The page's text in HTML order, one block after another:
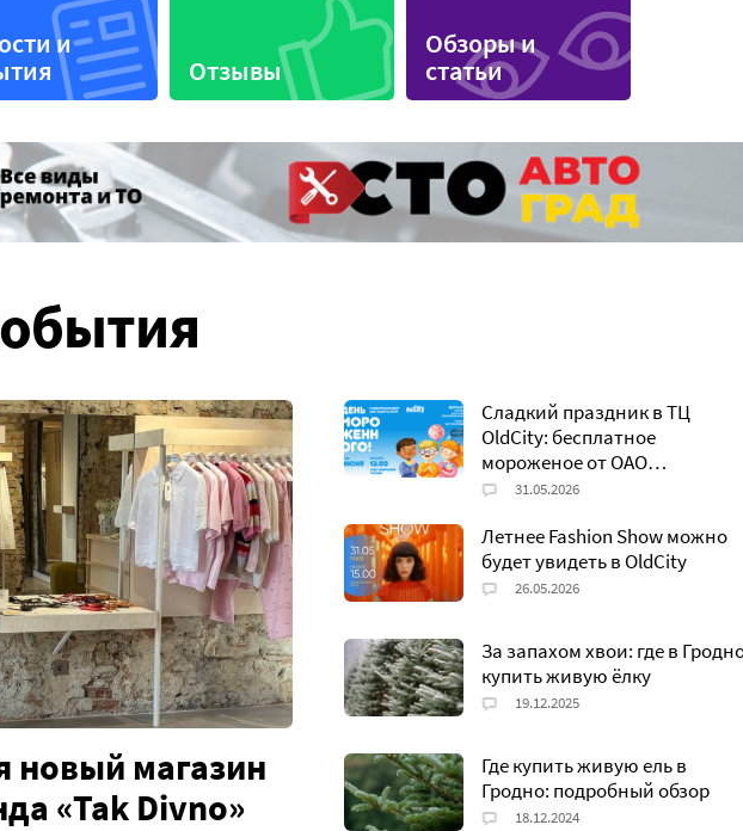
Kazzarma Mall
Магазины одежды
Магазины обуви
Детские магазины
Цветочные магазины
Магазины аксессуаров
Зоомагазины
Магазины алкогольной
Строительные
Магазины товаров для
Магазины канцелярии
и
Отзывы
Обзоры и
статьи
новый магазин
«Tak Divno»
Сладкий праздник в ТЦ
OldCity: бесплатное
мороженое от ОАО
«Молочный Мир»
Летнее Fashion Show можно
будет увидеть в OldCity
За запахом хвои: где в
купить живую ёлку
Где купить живую ель в
Гродно: подробный обзор